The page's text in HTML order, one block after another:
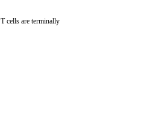
cells are terminally